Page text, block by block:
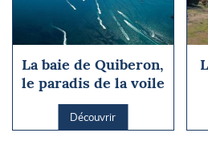
La baie de Quiberon,
le paradis de la voile
Découvrir